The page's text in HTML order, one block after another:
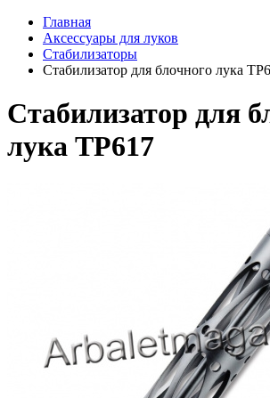
Главная
Аксессуары для луков
Стабилизаторы
Стабилизатор для блочного лука
Стабилизатор для
лука TP617